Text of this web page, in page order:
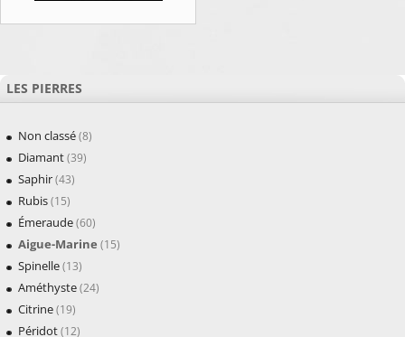
LES PIERRES
Non classé(8)
Diamant(39)
Saphir(43)
Rubis(15)
Émeraude(60)
Aigue-Marine (15)
Spinelle(13)
Améthyste(24)
Citrine(19)
Péridot(12)